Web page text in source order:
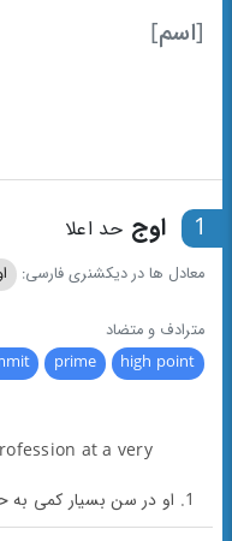
[اسم]
1 اوج حد اعلا
معادل ها در دیکشنری فارسی:
مترادف و متضاد
high point
prime
at a very
1. او در سن بسیار کمی به حد اعلای حرفه ی خود رسید.